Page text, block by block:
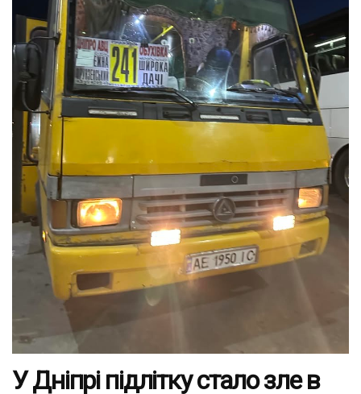
У Дніпрі підлітку стало зле в